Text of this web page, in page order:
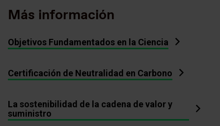
Más información
Objetivos Fundamentados en la Ciencia
Certificación de Neutralidad en Carbono
La sostenibilidad de la cadena de valor y
suministro